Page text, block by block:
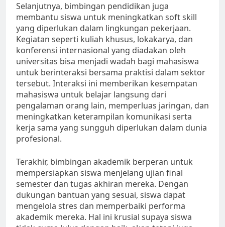
Selanjutnya, bimbingan pendidikan juga
membantu siswa untuk meningkatkan soft skill
yang diperlukan dalam lingkungan pekerjaan.
Kegiatan seperti kuliah khusus, lokakarya, dan
konferensi internasional yang diadakan oleh
universitas bisa menjadi wadah bagi mahasiswa
untuk berinteraksi bersama praktisi dalam sektor
tersebut. Interaksi ini memberikan kesempatan
mahasiswa untuk belajar langsung dari
pengalaman orang lain, memperluas jaringan, dan
meningkatkan keterampilan komunikasi serta
kerja sama yang sungguh diperlukan dalam dunia
profesional.
Terakhir, bimbingan akademik berperan untuk
mempersiapkan siswa menjelang ujian final
semester dan tugas akhiran mereka. Dengan
dukungan bantuan yang sesuai, siswa dapat
mengelola stres dan memperbaiki performa
akademik mereka. Hal ini krusial supaya siswa